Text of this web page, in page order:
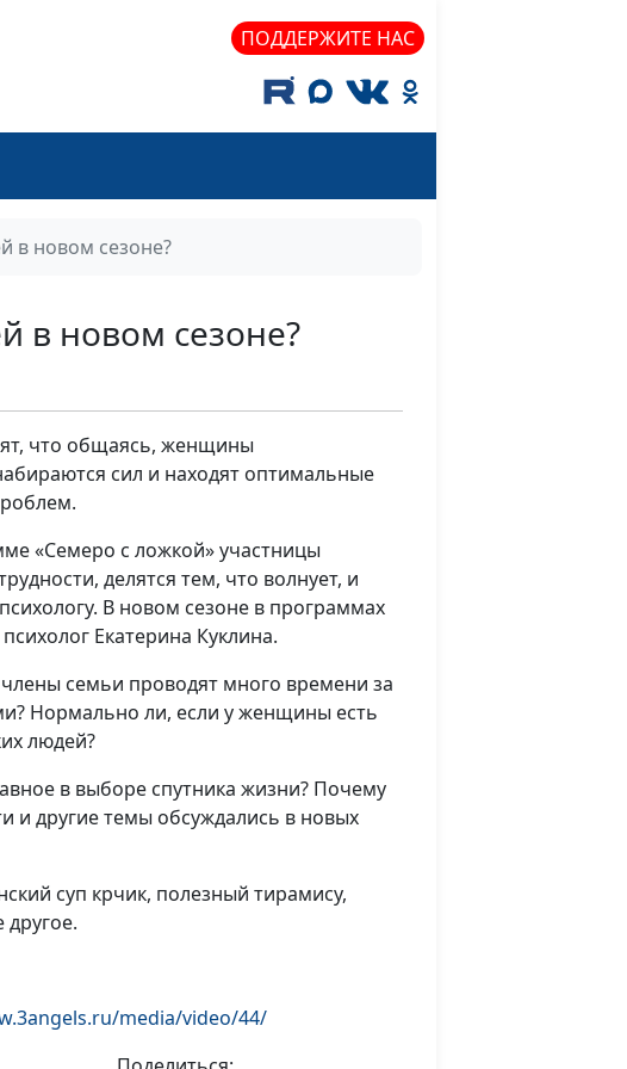
ПОДДЕРЖИТЕ НАС
в новом сезоне?
в новом сезоне?
что общаясь, женщины
сил и находят оптимальные
«Семеро с ложкой» участницы
делятся тем, что волнует, и
В новом сезоне в программах
Екатерина Куклина.
члены семьи проводят много времени за
Нормально ли, если у женщины есть
людей?
в выборе спутника жизни? Почему
и другие темы обсуждались в новых
суп крчик, полезный тирамису,
media/video/44/